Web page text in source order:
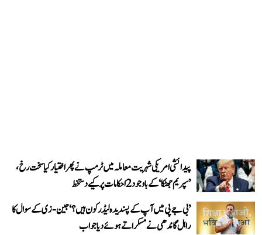
پیدائشی امریکی شہریت معاملہ میں ٹرمپ نے پھر اختیار کیا سخت رخ،
’سپریم جھٹکا‘ کے باوجود 2 احکامات پر کیے دستخط
’بی جے پی میں آپ کے پسندیدہ لیڈر کون ہیں؟‘ جین-زی کے سوال کا
راہل گاندھی نے مسکراتے ہوئے دیا جواب